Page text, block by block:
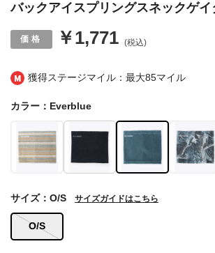
獲得ステージマイル：最大85マイル
バックアイスプリングスネックゲイ
￥1,771 (税込)
カラー：Everblue
O/S
サイズ：O/S サイズガイドはこちら